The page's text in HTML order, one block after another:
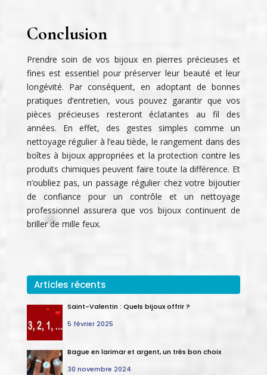
Conclusion
Prendre soin de vos bijoux en pierres précieuses et
fines est essentiel pour préserver leur beauté et leur
longévité. Par conséquent, en adoptant de bonnes
pratiques d’entretien, vous pouvez garantir que vos
pièces précieuses resteront éclatantes au fil des
années. En effet, des gestes simples comme un
nettoyage régulier à l’eau tiède, le rangement dans des
boîtes à bijoux appropriées et la protection contre les
produits chimiques peuvent faire toute la différence. Et
n’oubliez pas, un passage régulier chez votre bijoutier
de confiance pour un contrôle et un nettoyage
professionnel assurera que vos bijoux continuent de
briller de mille feux.
Articles récents
Saint-Valentin : Quels bijoux offrir ?
5 février 2025
Bague en larimar et argent, un très bon choix
30 novembre 2024